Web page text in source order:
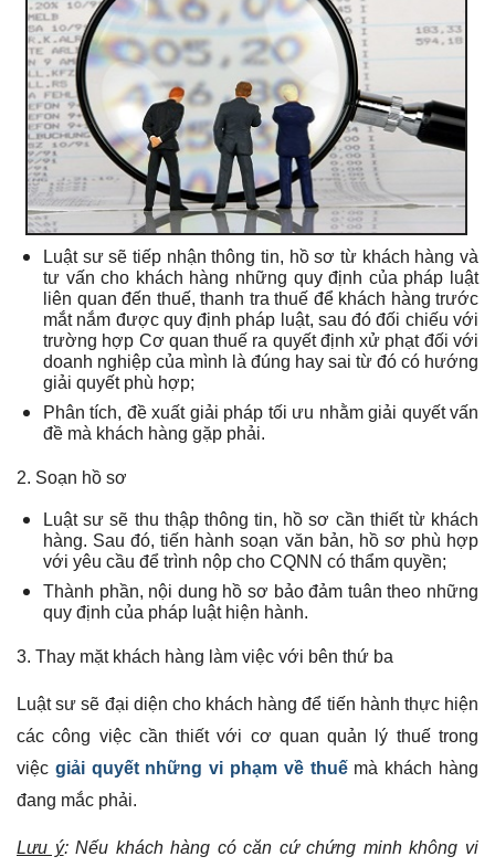
Luật sư sẽ tiếp nhận thông tin, hồ sơ từ khách hàng và
tư vấn cho khách hàng những quy định của pháp luật
liên quan đến thuế, thanh tra thuế để khách hàng trước
mắt nắm được quy định pháp luật, sau đó đối chiếu với
trường hợp Cơ quan thuế ra quyết định xử phạt đối với
doanh nghiệp của mình là đúng hay sai từ đó có hướng
giải quyết phù hợp;
Phân tích, đề xuất giải pháp tối ưu nhằm giải quyết vấn
đề mà khách hàng gặp phải.
2. Soạn hồ sơ
Luật sư sẽ thu thập thông tin, hồ sơ cần thiết từ khách
hàng. Sau đó, tiến hành soạn văn bản, hồ sơ phù hợp
với yêu cầu để trình nộp cho CQNN có thẩm quyền;
Thành phần, nội dung hồ sơ bảo đảm tuân theo những
quy định của pháp luật hiện hành.
3. Thay mặt khách hàng làm việc với bên thứ ba
Luật sư sẽ đại diện cho khách hàng để tiến hành thực hiện
các công việc cần thiết với cơ quan quản lý thuế trong
việc giải quyết những vi phạm về thuếmà khách hàng
đang mắc phải.
Lưu ý: Nếu khách hàng có căn cứ chứng minh không vi